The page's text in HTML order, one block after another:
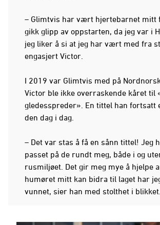
– Glimtvis har vært hjertebarnet mitt
gikk glipp av oppstarten, da jeg var i
jeg liker å si at jeg har vært med fra
engasjert Victor.
I 2019 var Glimtvis med på
Victor ble ikke overraskende kåret til
gledesspreder». En tittel han fortsatt
den dag i dag.
– Det var stas å få en sånn tittel! Jeg
passet på de rundt meg, både i og
rusmiljøet. Det gir meg mye å hjelpe
humøret mitt kan bidra til laget har
vunnet, sier han med stolthet i blikket.